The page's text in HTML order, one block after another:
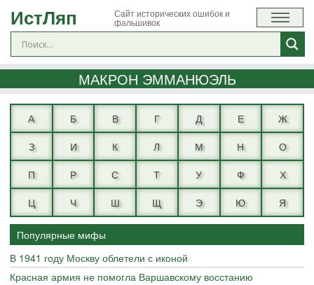
ИстЛяп Сайт исторических ошибок и
фальшивок
МАКРОН ЭММАНЮЭЛЬ
А Б В Г Д Е
Ж
З
И К Л М Н
О
П
Р С Т У Ф
Х
Ц
Ч Ш Щ Э Ю Я
Популярные мифы
В 1941 году Москву облетели с иконой
Красная армия не помогла Варшавскому восстанию